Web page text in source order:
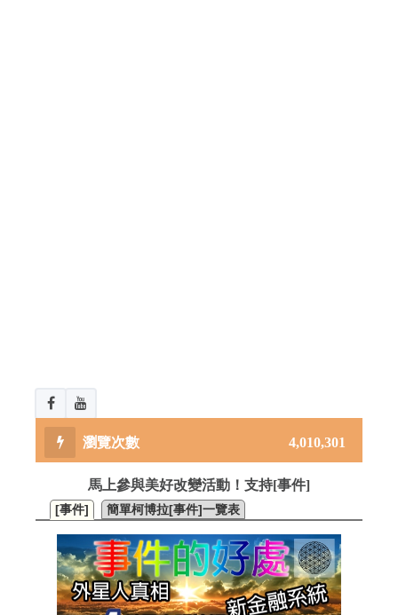
4,010,301
馬上參與美好改變活動！支持[事件]
[事件] 簡單柯博拉[事件]一覽表